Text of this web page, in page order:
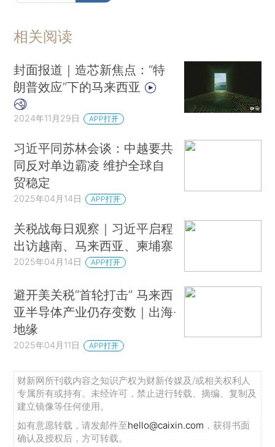
相关阅读
封面报道｜造芯新焦点：“特
朗普效应”下的马来西亚
2024年11月29日 APP打开
习近平同苏林会谈：中越要共
同反对单边霸凌 维护全球自
贸稳定
2025年04月14日 APP打开
关税战每日观察｜习近平启程
出访越南、马来西亚、柬埔寨
2025年04月14日 APP打开
避开美关税“首轮打击” 马来西
亚半导体产业仍存变数｜出海·
地缘
2025年04月11日 APP打开
财新网所刊载内容之知识产权为财新传媒及/或相关权利人
专属所有或持有。未经许可，禁止进行转载、摘编、复制及
建立镜像等任何使用。
如有意愿转载，请发邮件至hello@caixin.com ，获得书面
确认及授权后，方可转载。